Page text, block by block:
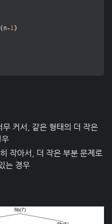
1 )
커서, 같은 형태의 더 작은
작아서, 더 작은 부분 문제로
는 경우